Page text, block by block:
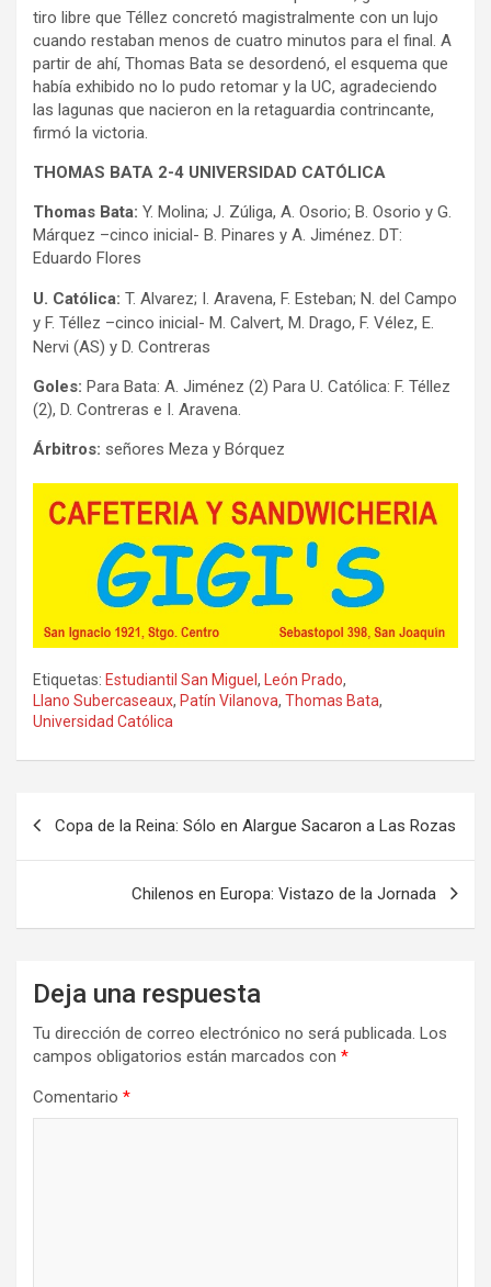
tiro libre que Téllez concretó magistralmente con un lujo
cuando restaban menos de cuatro minutos para el final. A
partir de ahí, Thomas Bata se desordenó, el esquema que
había exhibido no lo pudo retomar y la UC, agradeciendo
las lagunas que nacieron en la retaguardia contrincante,
firmó la victoria.
THOMAS BATA 2-4 UNIVERSIDAD CATÓLICA
Thomas Bata: Y. Molina; J. Zúliga, A. Osorio; B. Osorio y G.
Márquez –cinco inicial- B. Pinares y A. Jiménez. DT:
Eduardo Flores
U. Católica: T. Alvarez; I. Aravena, F. Esteban; N. del Campo
y F. Téllez –cinco inicial- M. Calvert, M. Drago, F. Vélez, E.
Nervi (AS) y D. Contreras
Goles: Para Bata: A. Jiménez (2) Para U. Católica: F. Téllez
(2), D. Contreras e I. Aravena.
Árbitros: señores Meza y Bórquez
Etiquetas: Estudiantil San Miguel , León Prado,
Llano Subercaseaux, Patín Vilanova, Thomas Bata,
Universidad Católica
Copa de la Reina: Sólo en Alargue Sacaron a Las Rozas
Chilenos en Europa: Vistazo de la Jornada
Deja una respuesta
Tu dirección de correo electrónico no será publicada. Los
campos obligatorios están marcados con *
Comentario *